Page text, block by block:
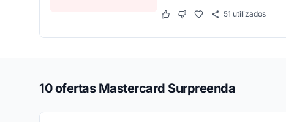
Este cupom funcionou
Este cupom não funcionou
51 utilizados
10 ofertas Mastercard Surpreenda